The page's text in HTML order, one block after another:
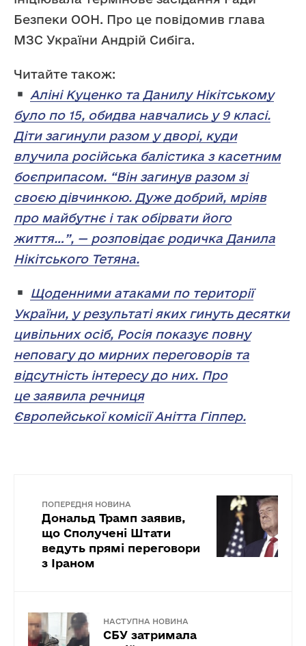
Безпеки ООН. Про це повідомив глава
МЗС України Андрій Сибіга.
Читайте також:
Аліні Куценко та Данилу Нікітському
було по 15, обидва навчались у 9 класі.
Діти загинули разом у дворі, куди
влучила російська балістика з касетним
боєприпасом. “Він загинув разом зі
своєю дівчинкою. Дуже добрий, мріяв
про майбутнє і так обірвати його
життя…”, — розповідає родичка Данила
Нікітського Тетяна.
Щоденними атаками по території
України, у результаті яких гинуть десятки
цивільних осіб, Росія показує повну
неповагу до мирних переговорів та
відсутність інтересу до них. Про
це заявила речниця
Європейської комісії Анітта Гіппер.
ПОПЕРЕДНЯ НОВИНА
Дональд Трамп заявив,
що Сполучені Штати
ведуть прямі переговори
з Іраном
НАСТУПНА НОВИНА
СБУ затримала